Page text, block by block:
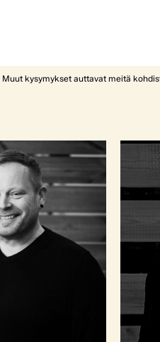
kysymykset auttavat meitä